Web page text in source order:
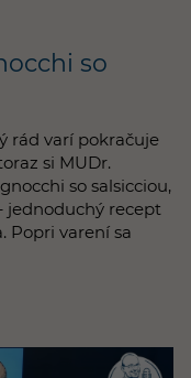
so
rád varí pokračuje
si MUDr.
so salsicciou,
jednoduchý recept
Popri varení sa